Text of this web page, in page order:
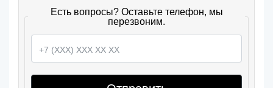
Есть вопросы? Оставьте телефон, мы
перезвоним.